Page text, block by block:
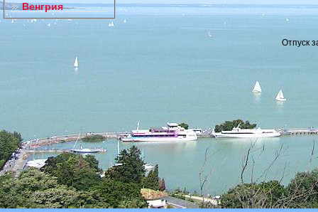
Венгрия
Отпуск